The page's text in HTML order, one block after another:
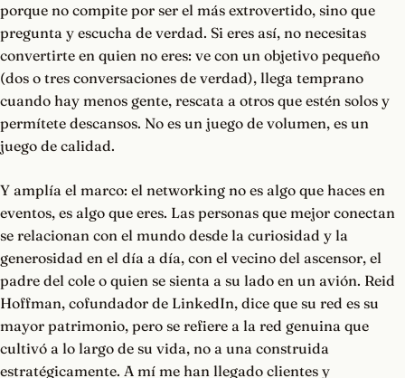
porque no compite por ser el más extrovertido, sino que
pregunta y escucha de verdad. Si eres así, no necesitas
convertirte en quien no eres: ve con un objetivo pequeño
(dos o tres conversaciones de verdad), llega temprano
cuando hay menos gente, rescata a otros que estén solos y
permítete descansos. No es un juego de volumen, es un
juego de calidad.
Y amplía el marco: el networking no es algo que haces en
eventos, es algo que eres. Las personas que mejor conectan
se relacionan con el mundo desde la curiosidad y la
generosidad en el día a día, con el vecino del ascensor, el
padre del cole o quien se sienta a su lado en un avión. Reid
Hoffman, cofundador de LinkedIn, dice que su red es su
mayor patrimonio, pero se refiere a la red genuina que
cultivó a lo largo de su vida, no a una construida
estratégicamente. A mí me han llegado clientes y